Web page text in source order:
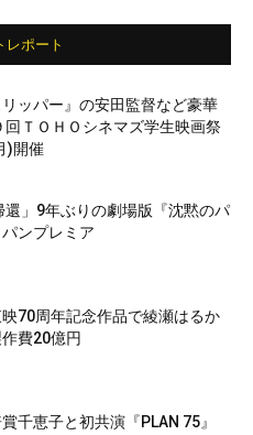
レポート
リッパー』の安田監督など豪華
回ＴＯＨＯシネマズ学生映画祭
)開催
還」9年ぶりの劇場版『沈黙のパ
ンプレミア
70周年記念作品で綾瀬はるか
費20億円
千恵子と初共演『PLAN 75』